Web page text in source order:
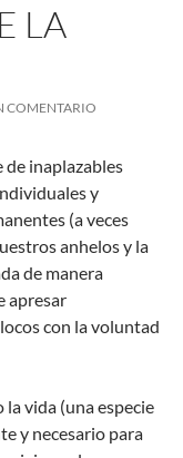
LA
COMENTARIO
de inaplazables
y
(a veces
anhelos y la
de manera
apresar
con la voluntad
vida (una especie
y necesario para